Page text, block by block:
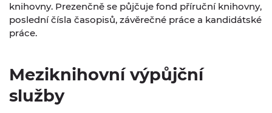
knihovny. Prezenčně se půjčuje fond příruční knihovny,
poslední čísla časopisů, závěrečné práce a kandidátské
práce.
Meziknihovní výpůjční
služby